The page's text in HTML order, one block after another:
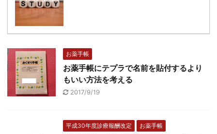
お薬手帳
お薬手帳にテプラで名前を貼付するより
もいい方法を考える
2017/9/19
平成30年度診療報酬改定 お薬手帳